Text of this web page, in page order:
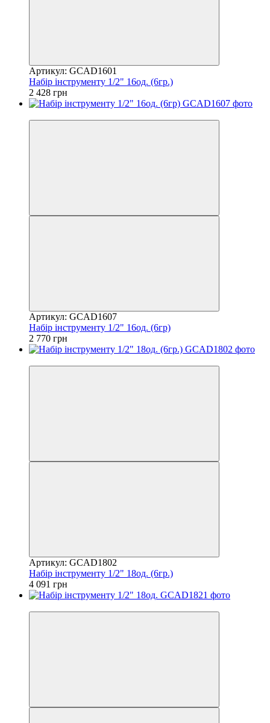
Артикул: GCAD1601
Набір інструменту 1/2" 16од. (6гр.)
2 428 грн
Артикул: GCAD1607
Набір інструменту 1/2" 16од. (6гр)
2 770 грн
Артикул: GCAD1802
Набір інструменту 1/2" 18од. (6гр.)
4 091 грн